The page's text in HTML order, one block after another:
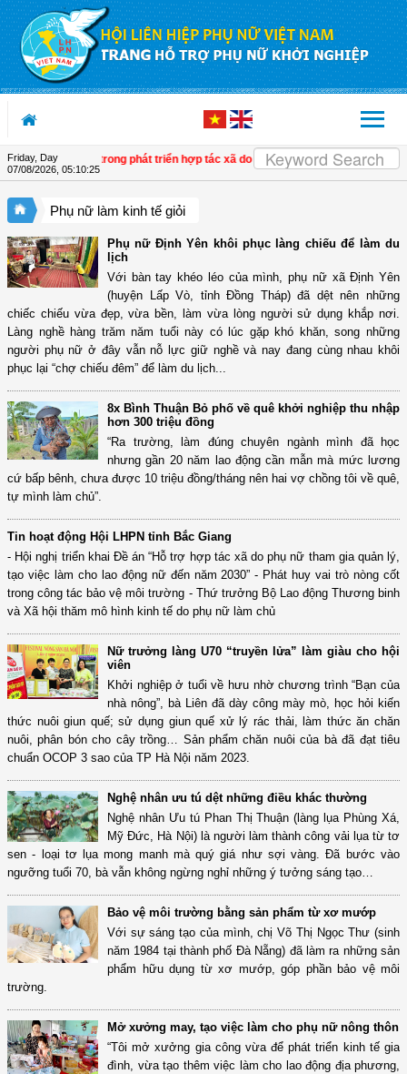
Skip to Content
Friday, Day
07/08/2026 05:10:26
biến tích cực trong phát triển hợp tác xã do phụ nữ tham gia quản lý | Tây
Phụ nữ làm kinh tế giỏi
Phụ nữ Định Yên khôi phục làng chiếu để làm du
lịch
Với bàn tay khéo léo của mình, phụ nữ xã Định Yên
(huyện Lấp Vò, tỉnh Đồng Tháp) đã dệt nên những
chiếc chiếu vừa đẹp, vừa bền, làm vừa lòng người sử dụng khắp nơi.
Làng nghề hàng trăm năm tuổi này có lúc gặp khó khăn, song những
người phụ nữ ở đây vẫn nỗ lực giữ nghề và nay đang cùng nhau khôi
phục lại “chợ chiếu đêm” để làm du lịch...
8x Bình Thuận Bỏ phố về quê khởi nghiệp thu nhập
hơn 300 triệu đồng
“Ra trường, làm đúng chuyên ngành mình đã học
nhưng gần 20 năm lao động cần mẫn mà mức lương
cứ bấp bênh, chưa được 10 triệu đồng/tháng nên hai vợ chồng tôi về quê,
tự mình làm chủ”.
Tin hoạt động Hội LHPN tỉnh Bắc Giang
- Hội nghị triển khai Đề án “Hỗ trợ hợp tác xã do phụ nữ tham gia quản lý,
tạo việc làm cho lao động nữ đến năm 2030” - Phát huy vai trò nòng cốt
trong công tác bảo vệ môi trường - Thứ trưởng Bộ Lao động Thương binh
và Xã hội thăm mô hình kinh tế do phụ nữ làm chủ
Nữ trưởng làng U70 “truyền lửa” làm giàu cho hội
viên
Khởi nghiệp ở tuổi về hưu nhờ chương trình “Bạn của
nhà nông”, bà Liên đã dày công mày mò, học hỏi kiến
thức nuôi giun quế; sử dụng giun quế xử lý rác thải, làm thức ăn chăn
nuôi, phân bón cho cây trồng… Sản phẩm chăn nuôi của bà đã đạt tiêu
chuẩn OCOP 3 sao của TP Hà Nội năm 2023.
Nghệ nhân ưu tú dệt những điều khác thường
Nghệ nhân Ưu tú Phan Thị Thuận (làng lụa Phùng Xá,
Mỹ Đức, Hà Nội) là người làm thành công vải lụa từ tơ
sen - loại tơ lụa mong manh mà quý giá như sợi vàng. Đã bước vào
ngưỡng tuổi 70, bà vẫn không ngừng nghỉ những ý tưởng sáng tạo…
Bảo vệ môi trường bằng sản phẩm từ xơ mướp
Với sự sáng tạo của mình, chị Võ Thị Ngọc Thư (sinh
năm 1984 tại thành phố Đà Nẵng) đã làm ra những sản
phẩm hữu dụng từ xơ mướp, góp phần bảo vệ môi
trường.
Mở xưởng may, tạo việc làm cho phụ nữ nông thôn
“Tôi mở xưởng gia công vừa để phát triển kinh tế gia
đình, vừa tạo thêm việc làm cho lao động địa phương,